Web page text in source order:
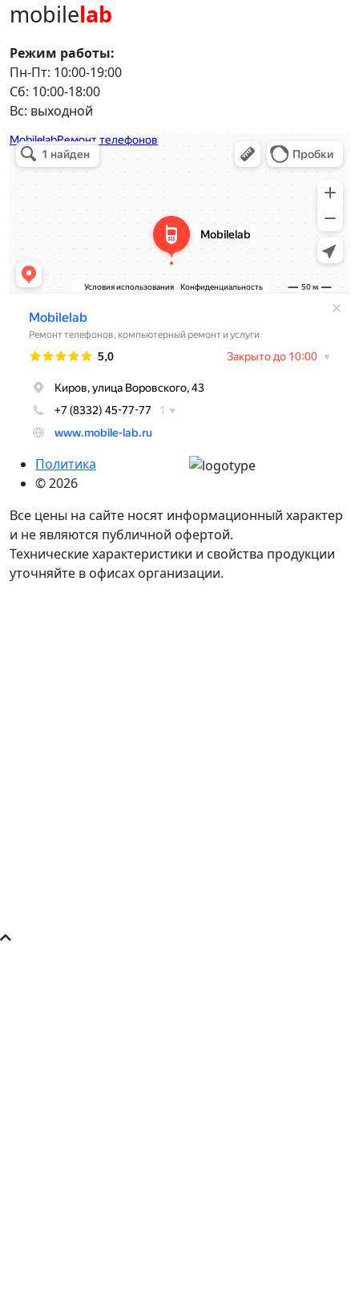
mobilelab
Режим работы:
Пн-Пт: 10:00-19:00
Сб: 10:00-18:00
Вс: выходной
Политика
© 2026
Все цены на сайте носят информационный характер
и не являются публичной офертой.
Технические характеристики и свойства продукции
уточняйте в офисах организации.